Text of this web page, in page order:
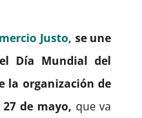
Justo, se une
Día Mundial del
la organización de
de mayo, que va